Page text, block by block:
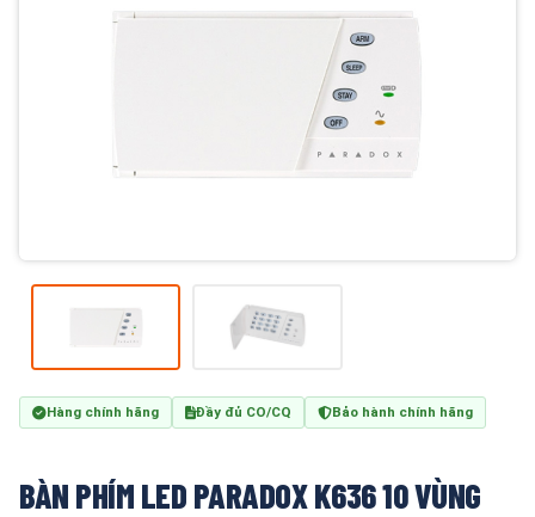
Hàng chính hãng Đầy đủ CO/CQ Bảo hành chính hãng
BÀN PHÍM LED PARADOX K636 10 VÙNG